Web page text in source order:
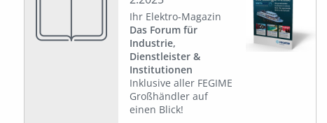
Ihr Elektro-Magazin
Das Forum für
Industrie,
Dienstleister &
Institutionen
Inklusive aller FEGIME
Großhändler auf
einen Blick!